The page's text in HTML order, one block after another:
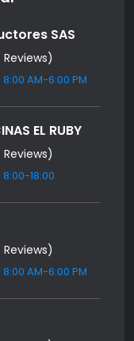
SAS
AM-6:00 PM
EL RUBY
18:00
AM-6:00 PM